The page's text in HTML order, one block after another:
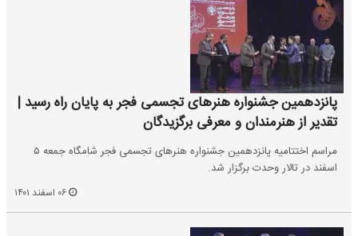
پانزدهمین جشنواره هنر‌های تجسمی فجر به پایان راه رسید |
تقدیر از هنرمندان و معرفی برگزیدگان
مراسم اختتامیه پانزدهمین جشنواره هنر‌های تجسمی فجر شامگاه جمعه ۵
اسفند در تالار وحدت برگزار شد.